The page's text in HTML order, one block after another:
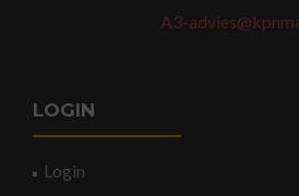
A3-
LOGIN
Login